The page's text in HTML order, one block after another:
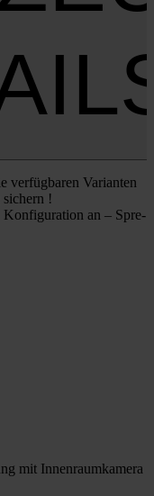
ver­füg­ba­ren Vari­an­ten
!
Kon­fi­gu­ra­ti­on an – Spre­
mit Innen­raum­ka­me­ra